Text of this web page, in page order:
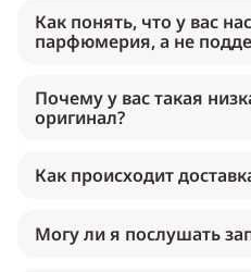
Как понять, что у вас
парфюмерия, а не
Почему у вас такая
оригинал?
Как происходит
Могу ли я послушать